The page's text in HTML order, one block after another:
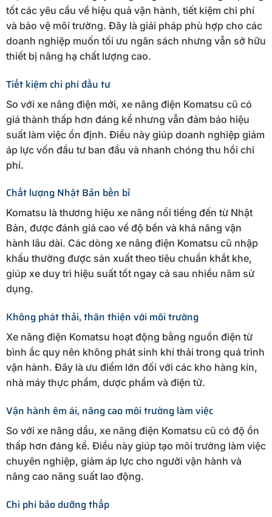
tốt các yêu cầu về hiệu quả vận hành, tiết kiệm chi phí
và bảo vệ môi trường. Đây là giải pháp phù hợp cho các
doanh nghiệp muốn tối ưu ngân sách nhưng vẫn sở hữu
thiết bị nâng hạ chất lượng cao.
Tiết kiệm chi phí đầu tư
So với xe nâng điện mới, xe nâng điện Komatsu cũ có
giá thành thấp hơn đáng kể nhưng vẫn đảm bảo hiệu
suất làm việc ổn định. Điều này giúp doanh nghiệp giảm
áp lực vốn đầu tư ban đầu và nhanh chóng thu hồi chi
phí.
Chất lượng Nhật Bản bền bỉ
Komatsu là thương hiệu xe nâng nổi tiếng đến từ Nhật
Bản, được đánh giá cao về độ bền và khả năng vận
hành lâu dài. Các dòng xe nâng điện Komatsu cũ nhập
khẩu thường được sản xuất theo tiêu chuẩn khắt khe,
giúp xe duy trì hiệu suất tốt ngay cả sau nhiều năm sử
dụng.
Không phát thải, thân thiện với môi trường
Xe nâng điện Komatsu hoạt động bằng nguồn điện từ
bình ắc quy nên không phát sinh khí thải trong quá trình
vận hành. Đây là ưu điểm lớn đối với các kho hàng kín,
nhà máy thực phẩm, dược phẩm và điện tử.
Vận hành êm ái, nâng cao môi trường làm việc
So với xe nâng dầu, xe nâng điện Komatsu cũ có độ ồn
thấp hơn đáng kể. Điều này giúp tạo môi trường làm việc
chuyên nghiệp, giảm áp lực cho người vận hành và
nâng cao năng suất lao động.
Chi phí bảo dưỡng thấp